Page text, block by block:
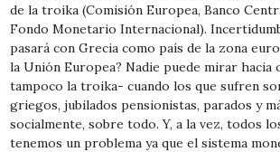
de la troika (Comisión Europea, Banco
Fondo Monetario Internacional).
pasará con Grecia como país de la zona
la Unión Europea? Nadie puede mirar
tampoco la troika- cuando los que sufren
griegos, jubilados pensionistas, parados y
socialmente, sobre todo. Y, a la vez, todos
tenemos un problema ya que el sistema